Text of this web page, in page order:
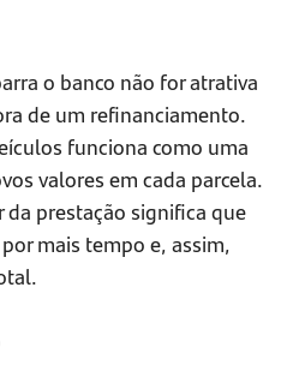
o banco não for atrativa
de um refinanciamento.
funciona como uma
valores em cada parcela.
prestação significa que
mais tempo e, assim,